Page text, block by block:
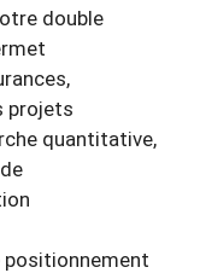
double
projets
quantitative,